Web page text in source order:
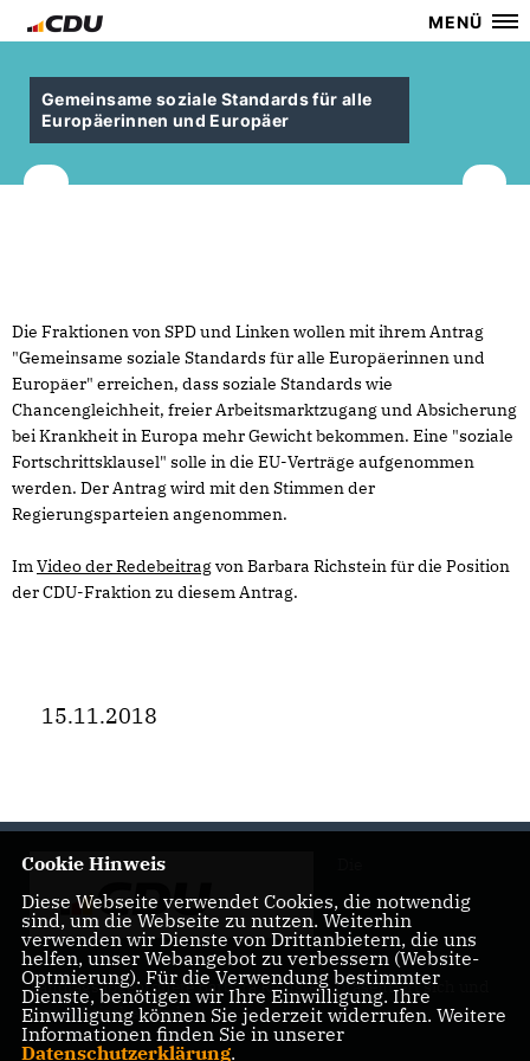
MENÜ
Gemeinsame soziale Standards für alle
Europäerinnen und Europäer
Die Fraktionen von SPD und Linken wollen mit ihrem Antrag
"Gemeinsame soziale Standards für alle Europäerinnen und
Europäer" erreichen, dass soziale Standards wie
Chancengleichheit, freier Arbeitsmarktzugang und Absicherung
bei Krankheit in Europa mehr Gewicht bekommen. Eine "soziale
Fortschrittsklausel" solle in die EU-Verträge aufgenommen
werden. Der Antrag wird mit den Stimmen der
Regierungsparteien angenommen.
ImVideo der Redebeitragvon Barbara Richstein für die Position
der CDU-Fraktion zu diesem Antrag.
15.11.2018
Landtagsabgeordnete Barbara Richstein präsentiert sich und
ihre politischen Ziele.
Cookie Hinweis
Diese Webseite verwendet Cookies, die notwendig
sind, um die Webseite zu nutzen. Weiterhin
verwenden wir Dienste von Drittanbietern, die uns
helfen, unser Webangebot zu verbessern (Website-
Optmierung). Für die Verwendung bestimmter
Dienste, benötigen wir Ihre Einwilligung. Ihre
Einwilligung können Sie jederzeit widerrufen. Weitere
Informationen finden Sie in unserer
Datenschutzerklärung.